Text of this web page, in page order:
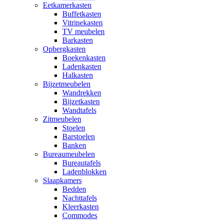
Eetkamerkasten
Buffetkasten
Vitrinekasten
TV meubelen
Barkasten
Opbergkasten
Boekenkasten
Ladenkasten
Halkasten
Bijzetmeubelen
Wandrekken
Bijzetkasten
Wandtafels
Zitmeubelen
Stoelen
Barstoelen
Banken
Bureaumeubelen
Bureautafels
Ladenblokken
Slaapkamers
Bedden
Nachttafels
Kleerkasten
Commodes